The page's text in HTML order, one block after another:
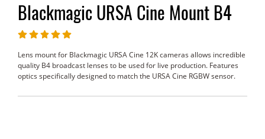
Blackmagic URSA Cine Mount B4
Lens mount for Blackmagic URSA Cine 12K cameras allows incredible
quality B4 broadcast lenses to be used for live production. Features
optics specifically designed to match the URSA Cine RGBW sensor.